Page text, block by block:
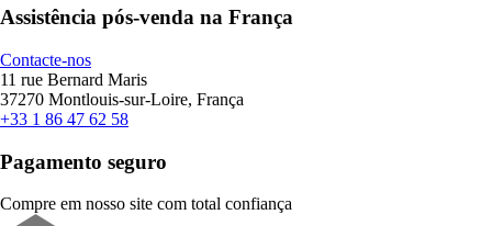
Assistência pós-venda na França
Contacte-nos
11 rue Bernard Maris
37270 Montlouis-sur-Loire, França
+33 1 86 47 62 58
Pagamento seguro
Compre em nosso site com total confiança